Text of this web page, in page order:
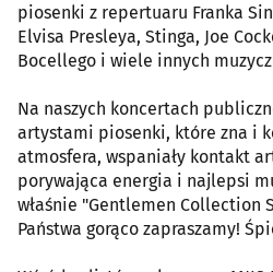
piosenki z repertuaru Franka
Elvisa Presleya, Stinga, Joe
Bocellego i wiele innych
Na naszych koncertach
artystami piosenki, które zna i
atmosfera, wspaniały kontakt
porywająca energia i najlepsi
właśnie "Gentlemen Collection
Państwa gorąco zapraszamy!